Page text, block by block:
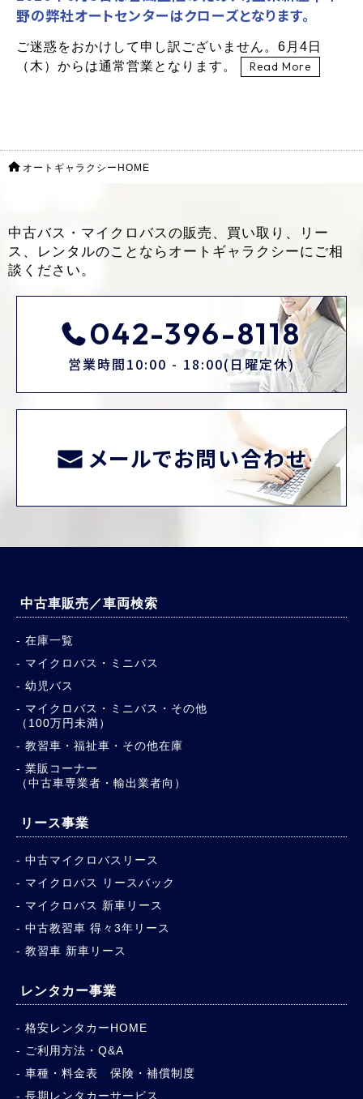
野の弊社オートセンターはクローズとなります。
ご迷惑をおかけして申し訳ございません。6月4日
（木）からは通常営業となります。
Read More
オートギャラクシーHOME
中古バス・マイクロバスの販売、買い取り、リー
ス、レンタルのことなら オートギャラクシーにご相
談ください。
042-396-8118
営業時間10:00 - 18:00(日曜定休)
メールでお問い合わせ
中古車販売／車両検索
在庫一覧
マイクロバス・ミニバス
幼児バス
マイクロバス・ミニバス・その他
（100万円未満）
教習車・福祉車・その他在庫
業販コーナー
（中古車専業者・輸出業者向）
リース事業
中古マイクロバスリース
マイクロバス リースバック
マイクロバス 新車リース
中古教習車 得々3年リース
教習車 新車リース
レンタカー事業
格安レンタカーHOME
ご利用方法・Q&A
車種・料金表 保険・補償制度
長期レンタカーサービス